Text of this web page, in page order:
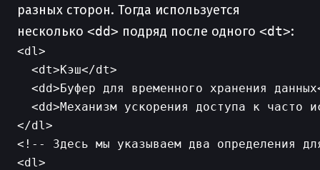
разных сторон. Тогда используется
несколько <dd> подряд после одного <dt>:
<dl>
  <dt>Кэш</dt>
<dd>Буфер для временного хранения
<dd>Механизм ускорения доступа к часто
<!-- Здесь мы указываем два определения
<dl>